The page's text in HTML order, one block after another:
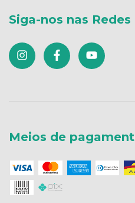
Siga-nos nas Redes
Meios de